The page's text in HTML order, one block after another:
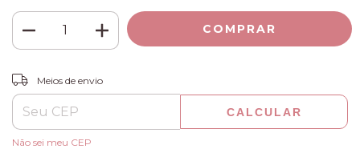
Entregas para o CEP:
Meios de envio
CALCULAR
Não sei meu CEP